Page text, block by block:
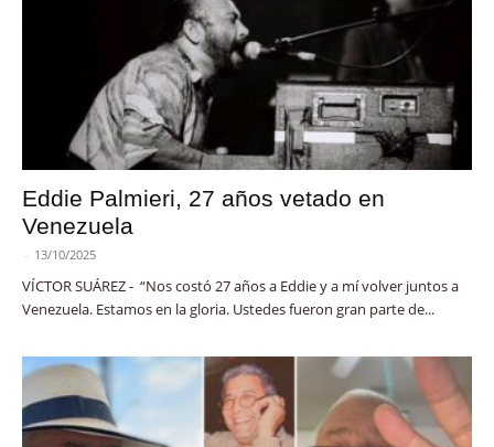
Eddie Palmieri, 27 años vetado en
Venezuela
- 13/10/2025
VÍCTOR SUÁREZ - “Nos costó 27 años a Eddie y a mí volver juntos a
Venezuela. Estamos en la gloria. Ustedes fueron gran parte de...